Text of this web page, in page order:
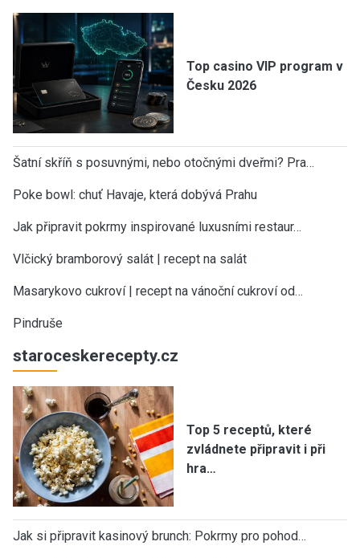
Top casino VIP program v
Česku 2026
Šatní skříň s posuvnými, nebo otočnými dveřmi? Pra…
Poke bowl: chuť Havaje, která dobývá Prahu
Jak připravit pokrmy inspirované luxusními restaur…
Vlčický bramborový salát | recept na salát
Masarykovo cukroví | recept na vánoční cukroví od…
Pindruše
staroceskerecepty.cz
Top 5 receptů, které
zvládnete připravit i při
hra…
Jak si připravit kasinový brunch: Pokrmy pro pohod…